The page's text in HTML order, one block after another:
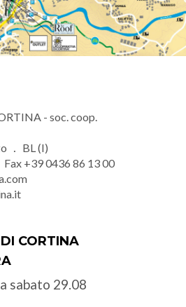
- soc. coop.
BL (I)
Fax +39 0436 86 13 00
CORTINA
sabato 29.08